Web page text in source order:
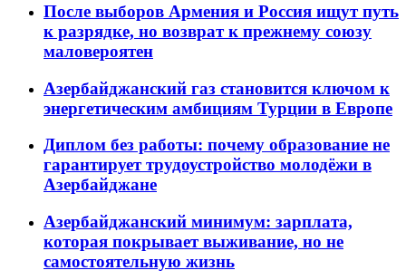
После выборов Армения и Россия ищут путь
к разрядке, но возврат к прежнему союзу
маловероятен
Азербайджанский газ становится ключом к
энергетическим амбициям Турции в Европе
Диплом без работы: почему образование не
гарантирует трудоустройство молодёжи в
Азербайджане
Азербайджанский минимум: зарплата,
которая покрывает выживание, но не
самостоятельную жизнь